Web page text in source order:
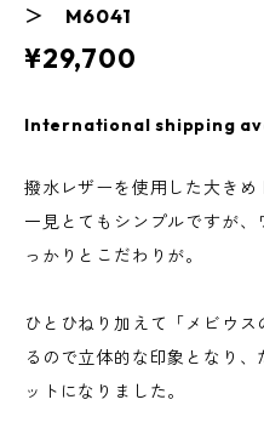
＞ M6041
¥29,700
International shipping
撥水レザーを使用した大きめ
一見とてもシンプルですが
っかりとこだわりが。
ひとひねり加えて「メビウ
るので立体的な印象となり
ットになりました。